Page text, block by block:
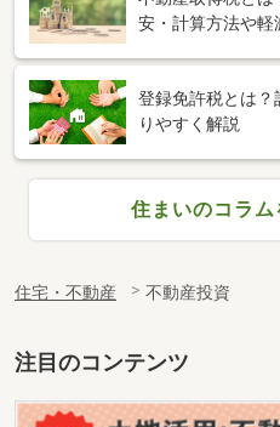
安・計算方法や軽
登録免許税とは？
りやすく解説
住まいのコラ
住宅・不動産 不動産投資
注目のコンテンツ